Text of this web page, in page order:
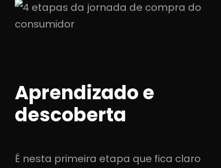
Aprendizado e
descoberta
É nesta primeira etapa que fica claro